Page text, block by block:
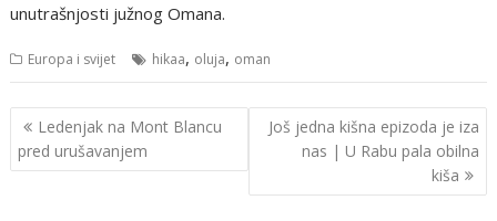
unutrašnjosti južnog Omana.
Europa i svijet hikaa, oluja, oman
Navigacija
objava
Ledenjak na Mont Blancu
pred urušavanjem
Još jedna kišna epizoda je iza
nas | U Rabu pala obilna
kiša